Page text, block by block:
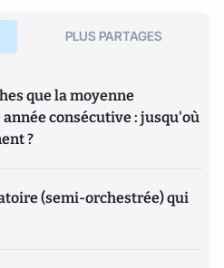
PLUS PARTAGES
que la moyenne
consécutive : jusqu'où
?
(semi-orchestrée) qui